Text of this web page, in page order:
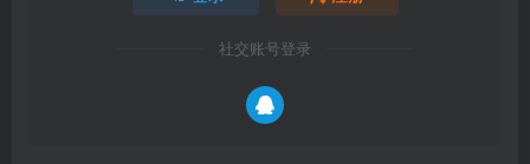
社交账号登录